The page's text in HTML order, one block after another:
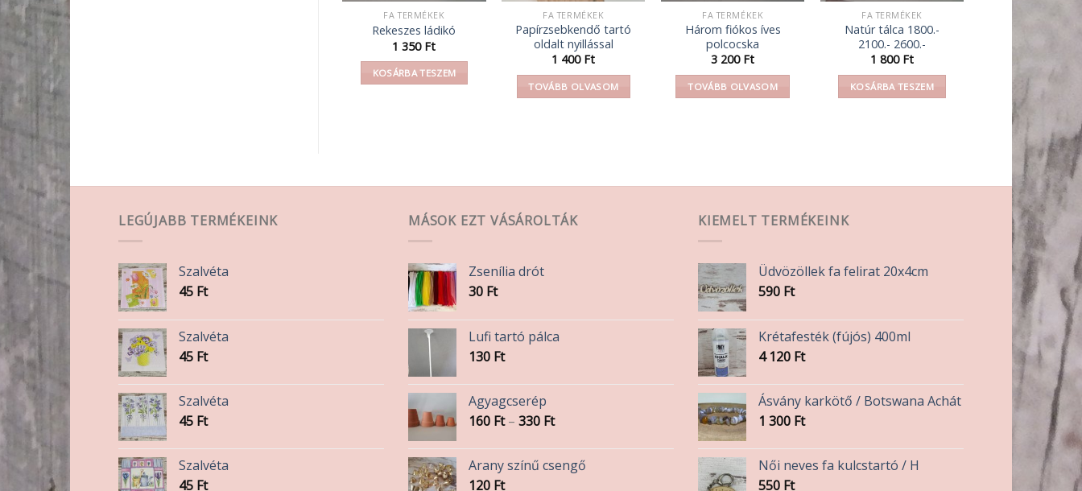
FA TERMÉKEK
Rekeszes ládikó
1 350 Ft
KOSÁRBA TESZEM
FA TERMÉKEK
Papírzsebkendő tartó
oldalt nyillással
1 400 Ft
TOVÁBB OLVASOM
FA TERMÉKEK
Három fiókos íves
polcocska
3 200 Ft
TOVÁBB OLVASOM
FA TERMÉKEK
Natúr tálca 1800.-
2100.- 2600.-
1 800 Ft
KOSÁRBA TESZEM
DEKORÁCIÓS KELLÉKEK
LEGÚJABB TERMÉKEINK
Szalvéta
45 Ft
Szalvéta
45 Ft
Szalvéta
45 Ft
Szalvéta
45 Ft
MÁSOK EZT VÁSÁROLTÁK
Zsenília drót
30 Ft
Lufi tartó pálca
130 Ft
Agyagcserép
160 Ft – 330 FtÁrtartomány:
-
330 Ft
Arany színű csengő
120 Ft
KIEMELT TERMÉKEINK
Üdvözöllek fa felirat 20x4cm
590 Ft
Krétafesték (fújós) 400ml
4 120 Ft
Ásvány karkötő / Botswana Achát
1 300 Ft
Női neves fa kulcstartó / H
550 Ft